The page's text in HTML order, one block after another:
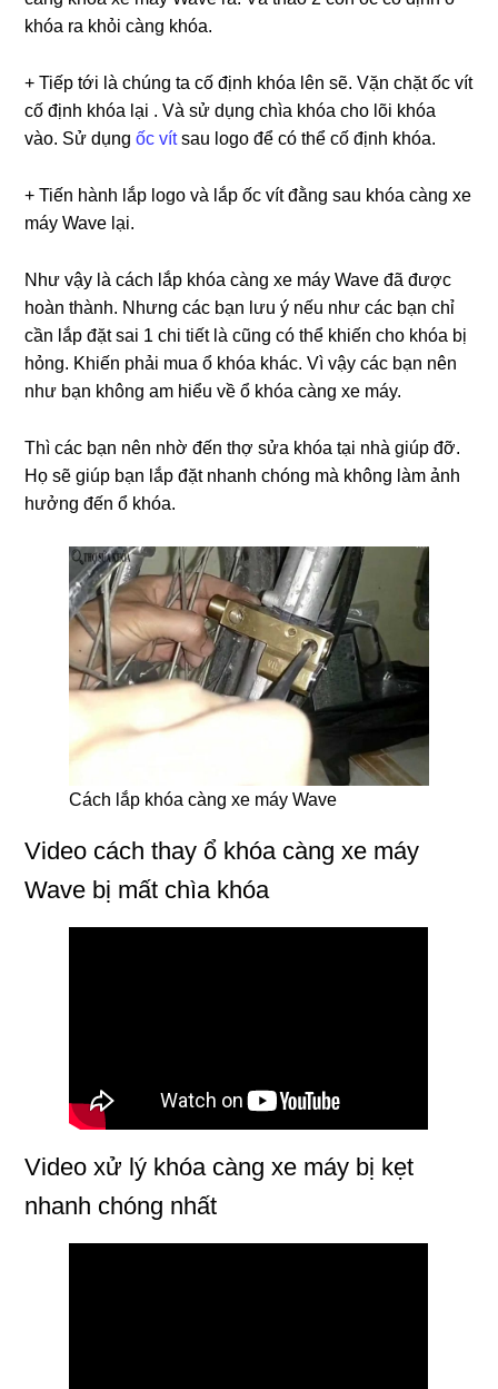
khóa ra khỏi càng khóa.
+ Tiếp tới là chúng ta cố định khóa lên sẽ. Vặn chặt ốc vít
cố định khóa lại . Và sử dụng chìa khóa cho lõi khóa
vào. Sử dụngốc vítsau logo để có thể cố định khóa.
+ Tiến hành lắp logo và lắp ốc vít đằng sau khóa càng xe
máy Wave lại.
Như vậy là cách lắp khóa càng xe máy Wave đã được
hoàn thành. Nhưng các bạn lưu ý nếu như các bạn chỉ
cần lắp đặt sai 1 chi tiết là cũng có thể khiến cho khóa bị
hỏng. Khiến phải mua ổ khóa khác. Vì vậy các bạn nên
như bạn không am hiểu về ổ khóa càng xe máy.
Thì các bạn nên nhờ đến thợ sửa khóa tại nhà giúp đỡ.
Họ sẽ giúp bạn lắp đặt nhanh chóng mà không làm ảnh
hưởng đến ổ khóa.
Cách lắp khóa càng xe máy Wave
Video cách thay ổ khóa càng xe máy
Wave bị mất chìa khóa
Video xử lý khóa càng xe máy bị kẹt
nhanh chóng nhất